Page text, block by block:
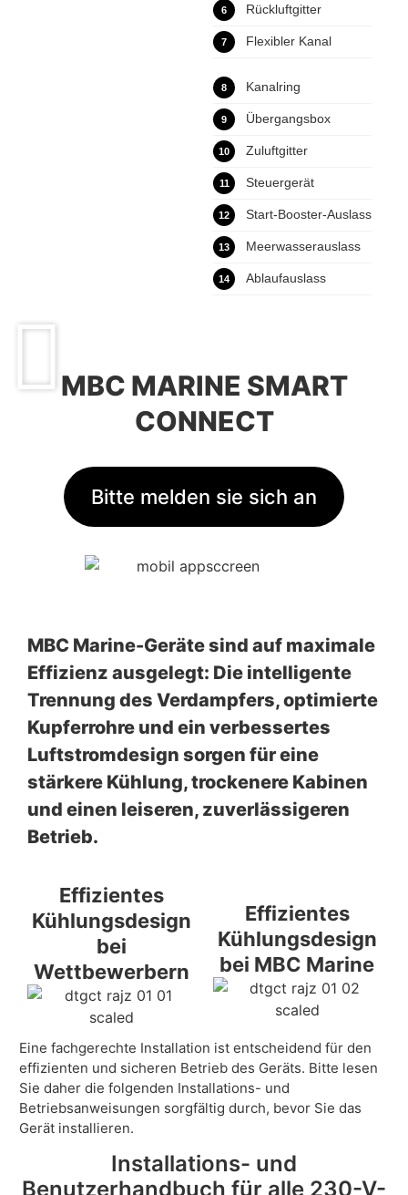
6 Rückluftgitter
7 Flexibler Kanal
8 Kanalring
9 Übergangsbox
10 Zuluftgitter
11 Steuergerät
12 Start-Booster-Auslass
13 Meerwasserauslass
14 Ablaufauslass
MBC MARINE SMART
CONNECT
Bitte melden sie sich an
MBC Marine-Geräte sind auf maximale
Effizienz ausgelegt: Die intelligente
Trennung des Verdampfers, optimierte
Kupferrohre und ein verbessertes
Luftstromdesign sorgen für eine
stärkere Kühlung, trockenere Kabinen
und einen leiseren, zuverlässigeren
Betrieb.
Effizientes
Kühlungsdesign
bei
Wettbewerbern
Effizientes
Kühlungsdesign
bei MBC Marine
Eine fachgerechte Installation ist entscheidend für den
effizienten und sicheren Betrieb des Geräts. Bitte lesen
Sie daher die folgenden Installations- und
Betriebsanweisungen sorgfältig durch, bevor Sie das
Gerät installieren.
Installations- und
Benutzerhandbuch für alle 230-V-